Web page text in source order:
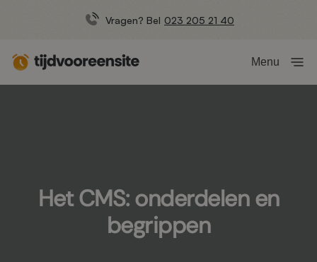
Vragen? Bel 023 205 21 40
Menu
Het CMS: onderdelen en
begrippen